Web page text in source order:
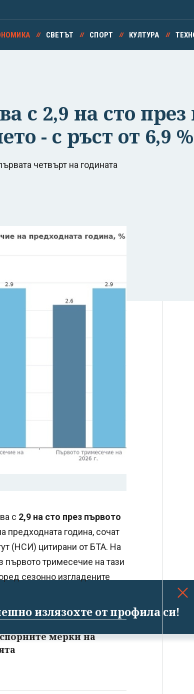
излязохте от профила си!
СВЕТЪТ СПОРТ КУЛТУРА
с 2,9 на сто през
- с ръст от 6,9 %
четвърт на годината
с 2,9 на сто през първото
година, сочат
(НСИ) цитирани от БТА. На
първото тримесечие на тази
сезонно изгладените
мерки на